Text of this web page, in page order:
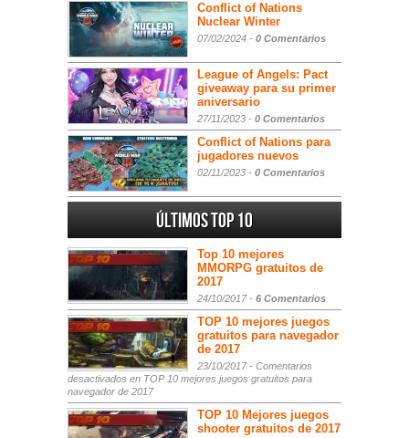
Conflict of Nations
Nuclear Winter
07/02/2024 - 0 Comentarios
League of Angels: Pact
giveaway para su primer
aniversario
27/11/2023 - 0 Comentarios
Conflict of Nations para
jugadores nuevos
02/11/2023 - 0 Comentarios
Últimos Top 10
Top 10 mejores
MMORPG gratuitos de
2017
24/10/2017 - 6 Comentarios
TOP 10 mejores juegos
gratuitos para navegador
de 2017
23/10/2017 - Comentarios
desactivados en TOP 10 mejores juegos gratuitos para
navegador de 2017
TOP 10 Mejores juegos
shooter gratuitos de 2017